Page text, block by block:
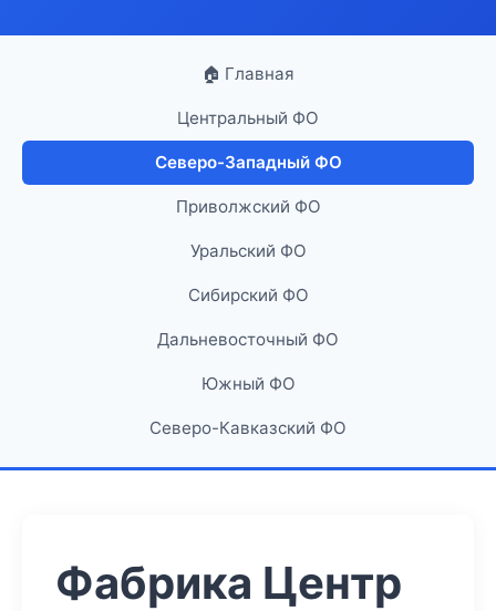
🏠 Главная
Центральный ФО
Северо-Западный ФО
Приволжский ФО
Уральский ФО
Сибирский ФО
Дальневосточный ФО
Южный ФО
Северо-Кавказский ФО
Фабрика Центр